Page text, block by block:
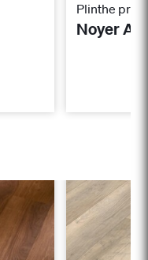
Plinthe
Noyer